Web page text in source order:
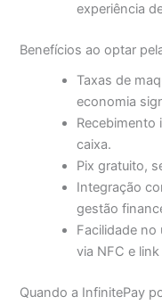
experiência
Benefícios ao optar
Taxas de
economia
caixa.
Pix gratuito,
Integração
gestão
Facilidade
via NFC e
Quando a InfinitePay